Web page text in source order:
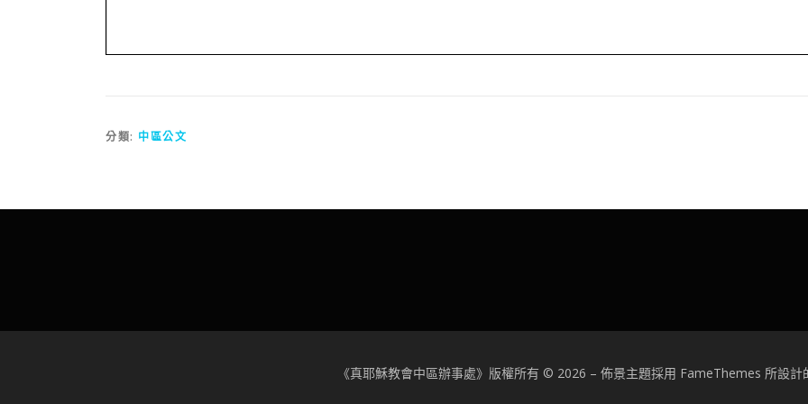
分類: 中區公文
《真耶穌教會中區辦事處》版權所有 © 2026 – 佈景主題採用 FameThemes 所設計